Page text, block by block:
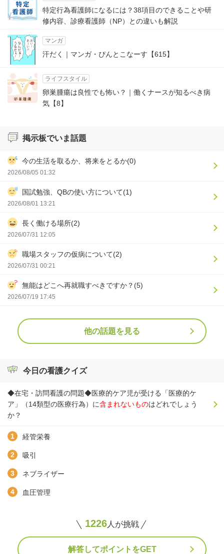
特定行為看護師になるには？38項目のできることや研
修内容、診療看護師（NP）との違いも解説
マンガ
汗だく｜マンガ・ぴんとこなーす【615】
ライフスタイル
卵巣腫瘍は良性でも怖い？｜働くナースが知るべき病
気【8】
掲示板でいま話題
今の生活を取るか、将来をとるか(0)
2026/08/05 01:32
国試勉強、QBの使い方について(1)
2026/08/01 13:21
長く働ける場所(2)
2026/07/31 12:05
職場スタッフの仮病について(2)
2026/07/31 00:21
無能はどこへ再就職すべきですか？(5)
2026/07/19 17:45
他の話題を見る
今日の看護クイズ
◆在宅・訪問看護の問題◆医療的ケア児が受ける「医療的ケ
ア」（14類型の医療行為）に含まれないものはどれでしょう
か？
経管栄養
吸引
ネブライザー
血圧管理
1226 人が挑戦
解答してポイントをGET